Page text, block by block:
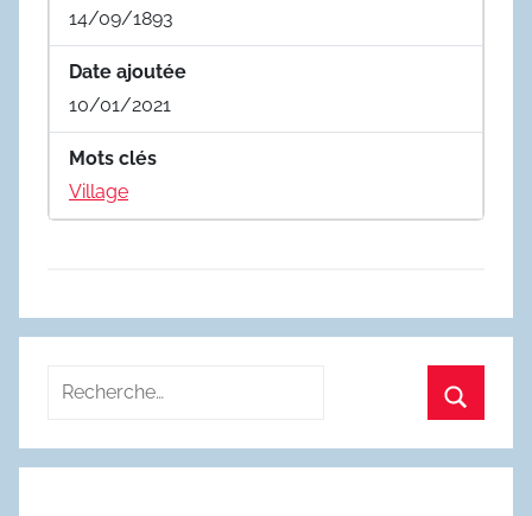
14/09/1893
Date ajoutée
10/01/2021
Mots clés
Village
Recherche
: